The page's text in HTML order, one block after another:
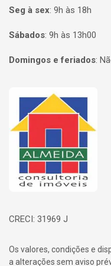
Seg à sex: 9h às 18h
Sábados: 9h às 13h00
Domingos e feriados:
Página inicial
CRECI: 31969 J
Os valores, condições e
a alterações sem aviso